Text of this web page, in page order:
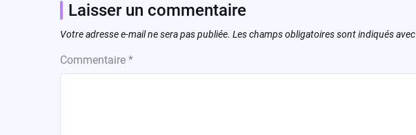
Laisser un commentaire
Votre adresse e-mail ne sera pas publiée. Les champs obligatoires sont indiqués avec
Commentaire *